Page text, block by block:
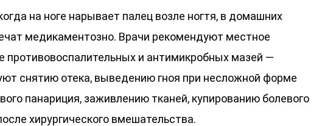
на ноге нарывает палец возле ногтя, в домашних
медикаментозно. Врачи рекомендуют местное
противовоспалительных и антимикробных мазей —
снятию отека, выведению гноя при несложной форме
панариция, заживлению тканей, купированию болевого
хирургического вмешательства.